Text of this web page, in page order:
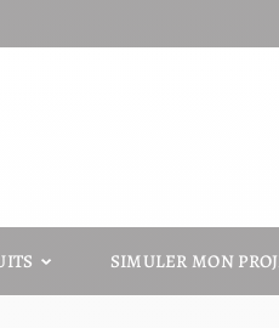
SIMULER MON